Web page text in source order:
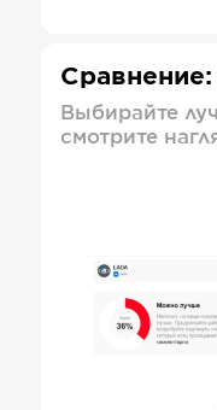
Сравнение:
Выбирайте
смотрите